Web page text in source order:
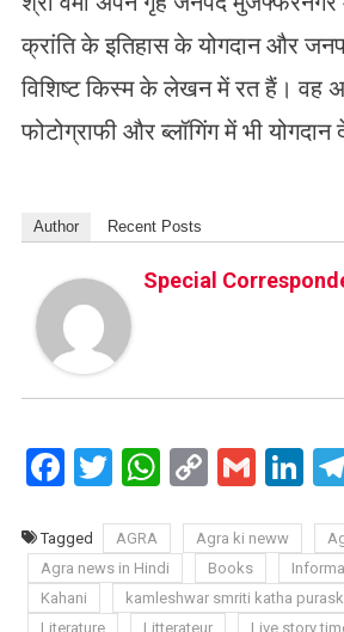
क्रांति के इतिहास के योगदान और
विशिष्ट किस्म के लेखन में रत हैं। वह
फोटोग्राफी और ब्लॉगिंग में भी
Author Recent Posts
Special
Facebook
Twitter
WhatsApp
Copy
Tagged AGRA Agra ki neww
Agra news in Hindi
Books
Kahani
kamleshwar smriti katha
Literature
Litterateur Live story